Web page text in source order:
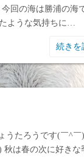
回の海は勝浦の海
ような気持ちに…
続きを
うたろうです(￣^￣
秋は春の次に好きな